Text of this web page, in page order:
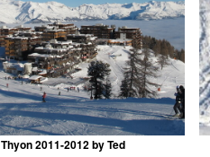
Thyon 2011-2012 by Ted